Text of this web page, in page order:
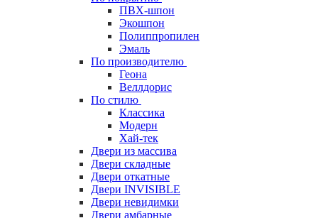
ПВХ-шпон
Экошпон
Полиппропилен
Эмаль
По производителю
Геона
Веллдорис
По стилю
Классика
Модерн
Хай-тек
Двери из массива
Двери складные
Двери откатные
Двери INVISIBLE
Двери невидимки
Двери амбарные